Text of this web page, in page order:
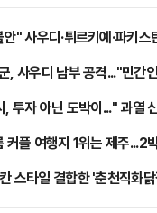
" 사우디·튀르키예·파키
, 사우디 남부 공격..."민간
투자 아닌 도박이..." 과열
커플 여행지 1위는 제주...2
스타일 결합한 '춘천직화